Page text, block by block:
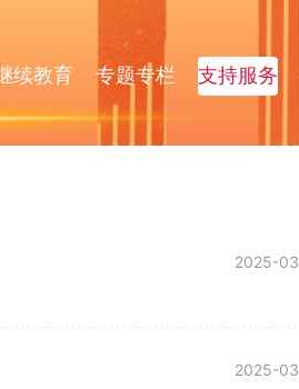
续教育 专题专栏 支持服务
2025-
2025-